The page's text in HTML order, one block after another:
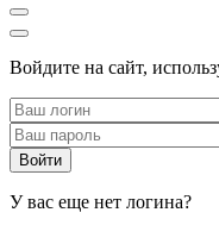
Войдите на сайт,
У вас еще нет логина?